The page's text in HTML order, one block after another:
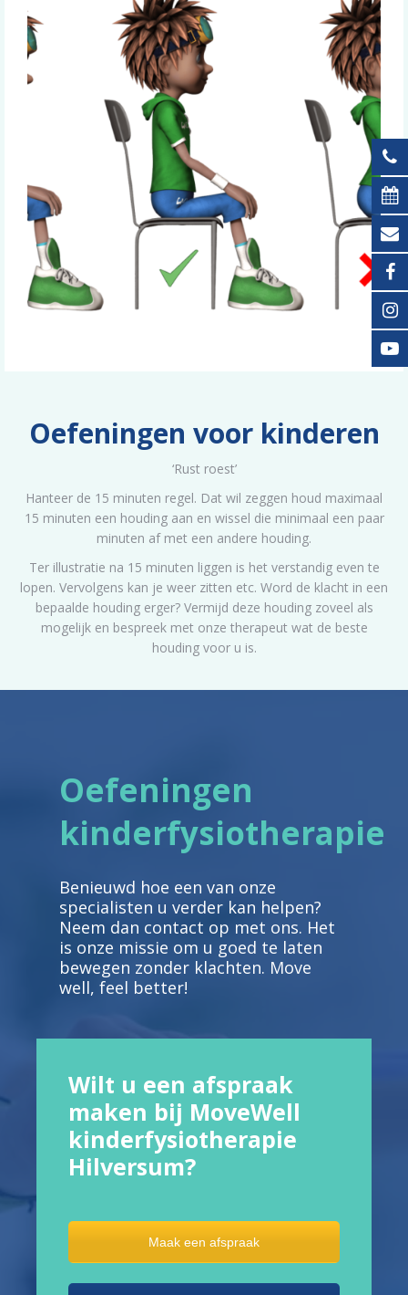
Oefeningen voor kinderen
‘Rust roest’
Hanteer de 15 minuten regel. Dat wil zeggen houd maximaal
15 minuten een houding aan en wissel die minimaal een paar
minuten af met een andere houding.
Ter illustratie na 15 minuten liggen is het verstandig even te
lopen. Vervolgens kan je weer zitten etc. Word de klacht in een
bepaalde houding erger? Vermijd deze houding zoveel als
mogelijk en bespreek met onze therapeut wat de beste
houding voor u is.
Oefeningen
kinderfysiotherapie
Benieuwd hoe een van onze
specialisten u verder kan helpen?
Neem dan contact op met ons. Het
is onze missie om u goed te laten
bewegen zonder klachten. Move
well, feel better!
Wilt u een afspraak
maken bij MoveWell
kinderfysiotherapie
Hilversum?
Maak een afspraak